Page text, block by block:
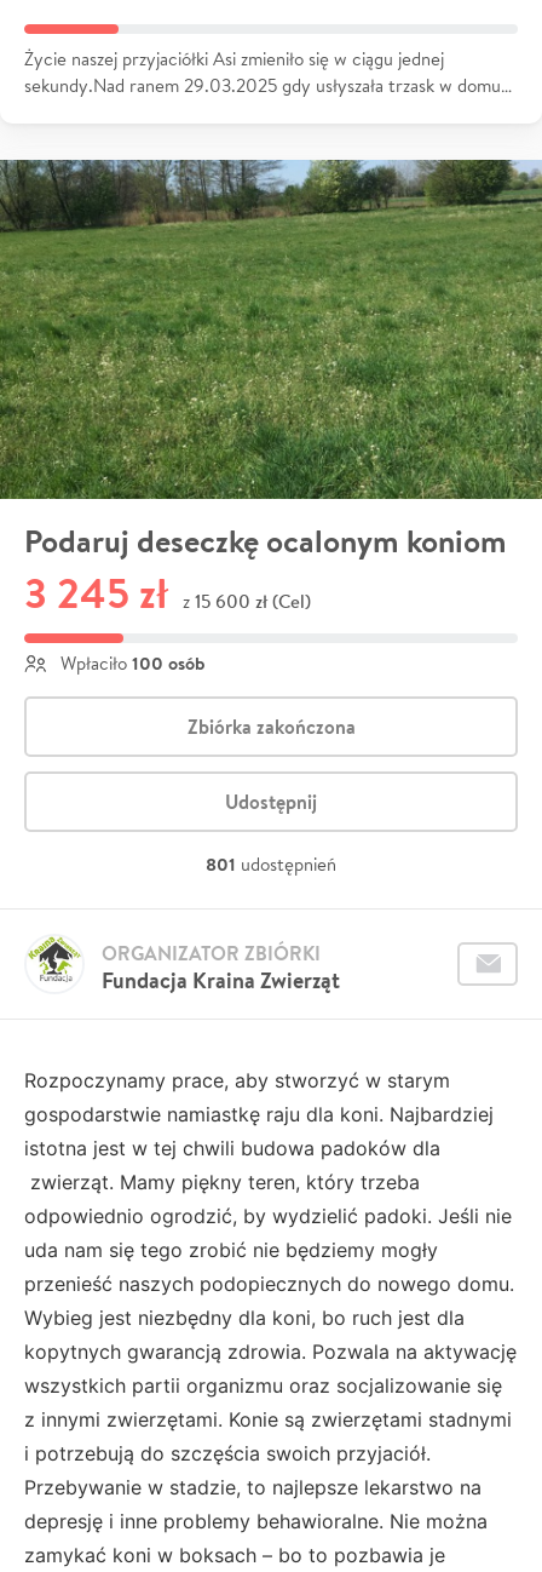
Życie naszej przyjaciółki Asi zmieniło się w ciągu jednej
sekundy.Nad ranem 29.03.2025 gdy usłyszała trzask w domu…
Podaruj deseczkę ocalonym koniom
3 245 zł z 15 600 zł (Cel)
Wpłaciło 100 osób
Zbiórka zakończona
Udostępnij
801 udostępnień
Fundacja Kraina Zwierząt
ORGANIZATOR ZBIÓRKI
Rozpoczynamy prace, aby stworzyć w starym
gospodarstwie namiastkę raju dla koni. Najbardziej
istotna jest w tej chwili budowa padoków dla
zwierząt. Mamy piękny teren, który trzeba
odpowiednio ogrodzić, by wydzielić padoki. Jeśli nie
uda nam się tego zrobić nie będziemy mogły
przenieść naszych podopiecznych do nowego domu.
Wybieg jest niezbędny dla koni, bo ruch jest dla
kopytnych gwarancją zdrowia. Pozwala na aktywację
wszystkich partii organizmu oraz socjalizowanie się
z innymi zwierzętami. Konie są zwierzętami stadnymi
i potrzebują do szczęścia swoich przyjaciół.
Przebywanie w stadzie, to najlepsze lekarstwo na
depresję i inne problemy behawioralne. Nie można
zamykać koni w boksach – bo to pozbawia je